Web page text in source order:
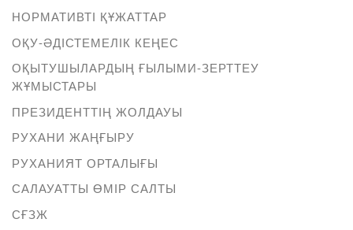
НОРМАТИВТІ ҚҰЖАТТАР
ОҚУ-ӘДІСТЕМЕЛІК КЕҢЕС
ОҚЫТУШЫЛАРДЫҢ ҒЫЛЫМИ-ЗЕРТТЕУ
ЖҰМЫСТАРЫ
ПРЕЗИДЕНТТІҢ ЖОЛДАУЫ
РУХАНИ ЖАҢҒЫРУ
РУХАНИЯТ ОРТАЛЫҒЫ
САЛАУАТТЫ ӨМІР САЛТЫ
СҒЗЖ